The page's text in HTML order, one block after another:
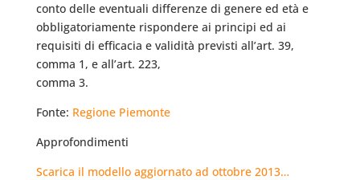
conto delle eventuali differenze di genere ed età e
obbligatoriamente rispondere ai principi ed ai
requisiti di efficacia e validità previsti all’art. 39,
comma 1, e all’art. 223,
comma 3.
Fonte: Regione Piemonte
Approfondimenti
Scarica il modello aggiornato ad ottobre 2013…